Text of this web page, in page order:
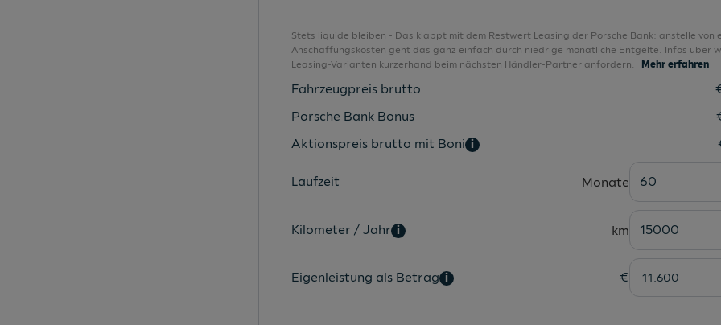
Induktive Ladeschale für Smartphones
Infotainmentpaket Basis
Infotainmentpaket Connectivity
Innenspiegel abblendbar
Interieur mit Sportsitzen in Schwarz
Kindersicherung elektrisch betätigt
Klimaautomatik
Stets liquide bleiben - Das klappt mit dem Restwert Leasing der Porsche Bank: anstelle von
Anschaffungskosten geht das ganz einfach durch niedrige monatliche Entgelte. Infos über
Leasing-Varianten kurzerhand beim nächsten Händler-Partner anfordern.
Mehr erfahren
Fahrzeugpreis brutto
Porsche Bank Bonus
Aktionspreis brutto mit Boni i
Laufzeit Monate 60
Kilometer / Jahr i km 15000
Eigenleistung als Betrag i €